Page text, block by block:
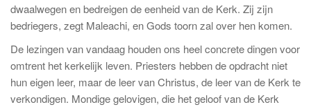
dwaalwegen en bedreigen de eenheid van de Kerk. Zij zijn
bedriegers, zegt Maleachi, en Gods toorn zal over hen komen.
De lezingen van vandaag houden ons heel concrete dingen voor
omtrent het kerkelijk leven. Priesters hebben de opdracht niet
hun eigen leer, maar de leer van Christus, de leer van de Kerk te
verkondigen. Mondige gelovigen, die het geloof van de Kerk